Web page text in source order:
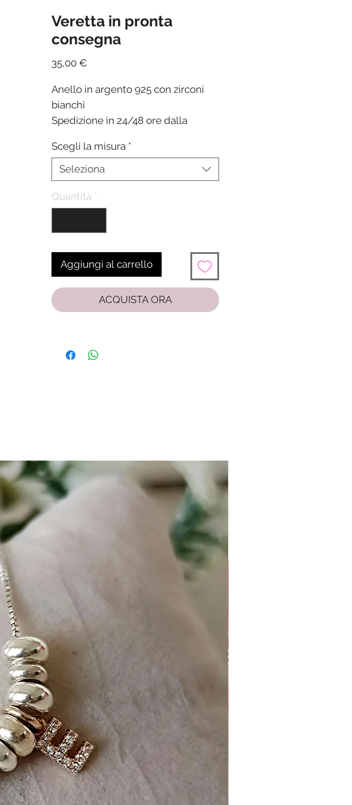
Veretta in pronta
consegna
35,00 €Prezzo
Anello in argento 925 con zirconi
bianchi
Spedizione in 24/48 ore dalla
Scegli la misura *
Seleziona
Quantità *
Aggiungi al carrello
ACQUISTA ORA